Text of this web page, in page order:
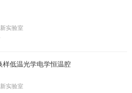
实验室
样低温光学电学恒温腔
实验室